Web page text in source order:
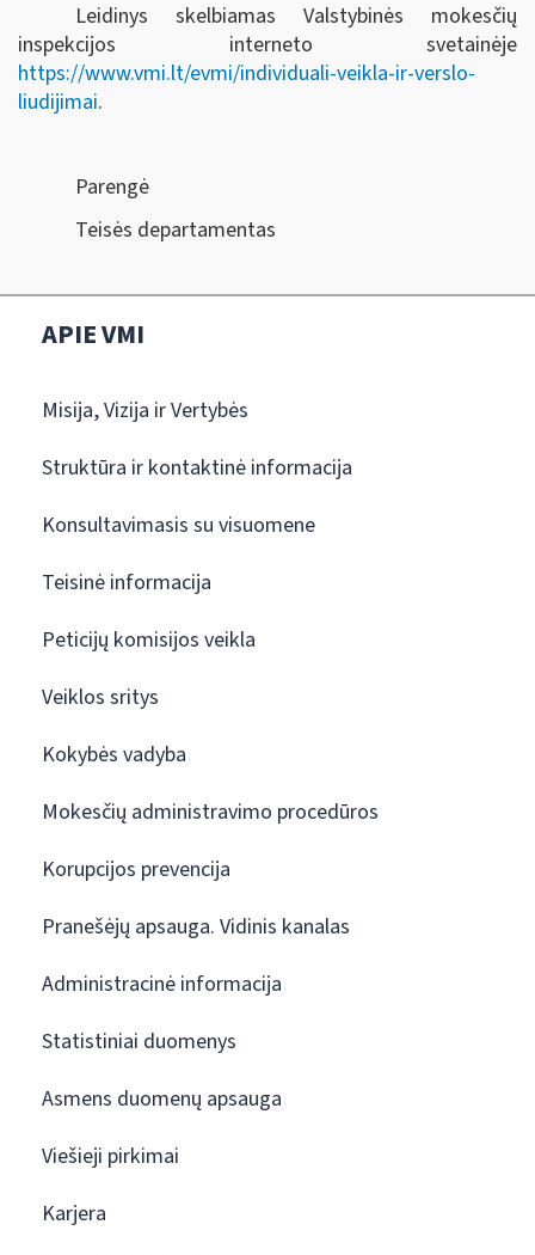
Leidinys skelbiamas Valstybinės mokesčių
inspekcijos interneto svetainėje
https://www.vmi.lt/evmi/individuali-veikla-ir-verslo-
liudijimai.
Parengė
Teisės departamentas
APIE VMI
Misija, Vizija ir Vertybės
Struktūra ir kontaktinė informacija
Konsultavimasis su visuomene
Teisinė informacija
Peticijų komisijos veikla
Veiklos sritys
Kokybės vadyba
Mokesčių administravimo procedūros
Korupcijos prevencija
Pranešėjų apsauga. Vidinis kanalas
Administracinė informacija
Statistiniai duomenys
Asmens duomenų apsauga
Viešieji pirkimai
Karjera